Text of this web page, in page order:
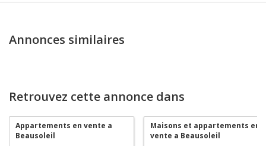
Annonces similaires
Retrouvez cette annonce dans
Appartements en vente a
Beausoleil
Maisons et appartements en
vente a Beausoleil